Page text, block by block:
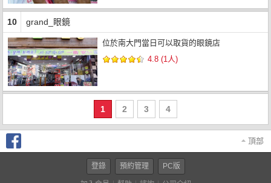
10 grand_眼鏡
位於南大門當日可以取貨的眼鏡店
4.8 (1人)
1 2 3 4
頂部
登錄 預約管理 PC版